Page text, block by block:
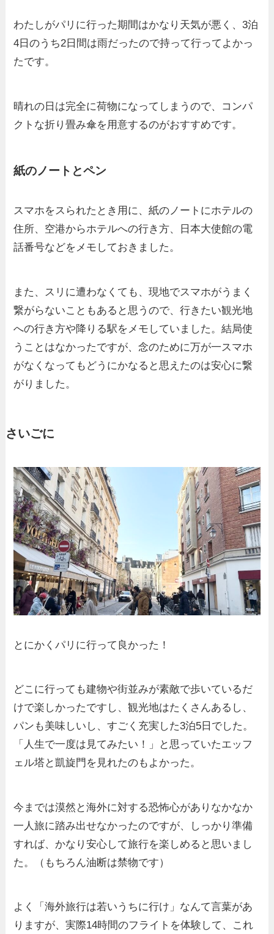
わたしがパリに行った期間はかなり天気が悪く、3泊
4日のうち2日間は雨だったので持って行ってよかっ
たです。
晴れの日は完全に荷物になってしまうので、コンパ
クトな折り畳み傘を用意するのがおすすめです。
紙のノートとペン
スマホをスられたとき用に、紙のノートにホテルの
住所、空港からホテルへの行き方、日本大使館の電
話番号などをメモしておきました。
また、スリに遭わなくても、現地でスマホがうまく
繋がらないこともあると思うので、行きたい観光地
への行き方や降りる駅をメモしていました。結局使
うことはなかったですが、念のために万が一スマホ
がなくなってもどうにかなると思えたのは安心に繋
がりました。
さいごに
とにかくパリに行って良かった！
どこに行っても建物や街並みが素敵で歩いているだ
けで楽しかったですし、観光地はたくさんあるし、
パンも美味しいし、すごく充実した3泊5日でした。
「人生で一度は見てみたい！」と思っていたエッフ
ェル塔と凱旋門を見れたのもよかった。
今までは漠然と海外に対する恐怖心がありなかなか
一人旅に踏み出せなかったのですが、しっかり準備
すれば、かなり安心して旅行を楽しめると思いまし
た。（もちろん油断は禁物です）
よく「海外旅行は若いうちに行け」なんて言葉があ
りますが、実際14時間のフライトを体験して、これ